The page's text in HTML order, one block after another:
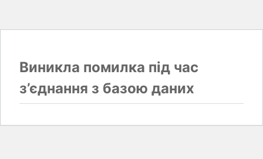
Виникла помилка під час
з’єднання з базою даних